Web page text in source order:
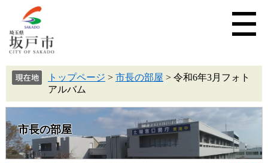
トップページ > 市長の部屋 > 令和6年3月フォト
アルバム
市長の部屋